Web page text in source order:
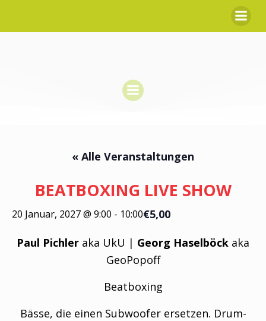
springen
« Alle Veranstaltungen
BEATBOXING LIVE SHOW
20 Januar, 2027 @ 9:00 - 10:00€5,00
Paul Pichler aka UkU | Georg Haselböck aka
GeoPopoff
Beatboxing
Bässe, die einen Subwoofer ersetzen. Drum-